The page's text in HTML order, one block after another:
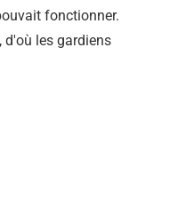
fonctionner.
d'où les gardiens